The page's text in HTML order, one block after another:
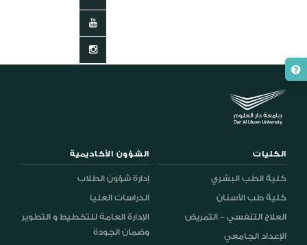
الكليات
كلية الطب البشري
كلية طب الأسنان
العلاج التنفسي – التمريض
الإعداد الجامعي
الشؤون الأكاديمية
إدارة شؤون الطلاب
الدراسات العليا
الإدارة العامة للتخطيط و التطوير
وضمان الجودة